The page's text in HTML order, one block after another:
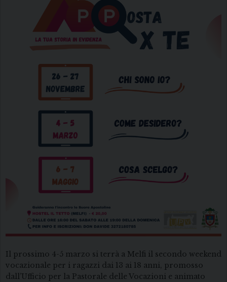
Il prossimo 4-5 marzo si terrà a Melfi il secondo weekend
vocazionale per i ragazzi dai 13 ai 18 anni, promosso
dall’Ufficio per la Pastorale delle Vocazioni e animato